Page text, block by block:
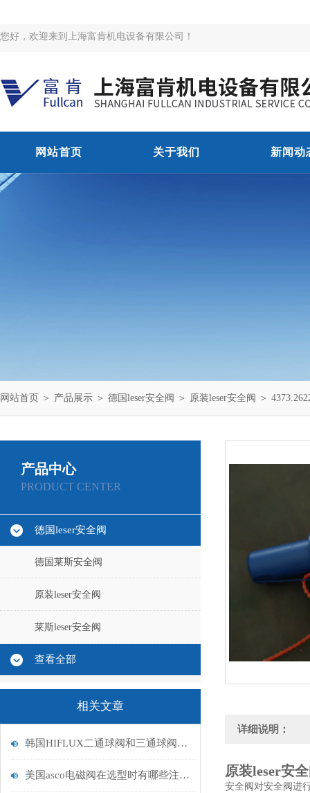
您好，欢迎来到上海富肯机电设备有限公司！
网站首页 关于我们 新闻动
网站首页 ＞ 产品展示 ＞ 德国leser安全阀 ＞ 原装leser安全阀 ＞
产品中心
PRODUCT CENTER
德国leser安全阀
德国莱斯安全阀
原装leser安全阀
莱斯leser安全阀
查看全部
相关文章
韩国HIFLUX二通球阀和三通球阀的作用
美国asco电磁阀在选型时有哪些注意事项？
详细说明：
原装leser安
安全阀对安全阀进